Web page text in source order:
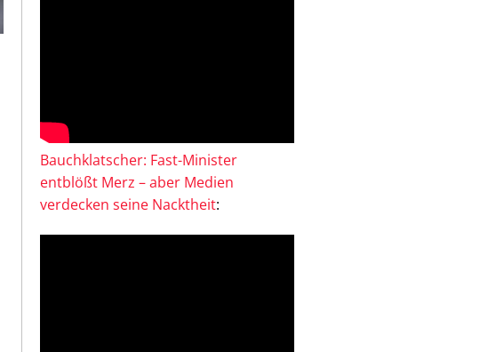
Bauchklatscher: Fast-Minister
entblößt Merz – aber Medien
verdecken seine Nacktheit: